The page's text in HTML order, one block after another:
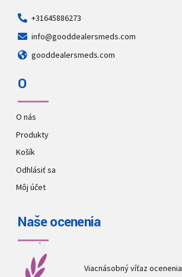
+31645886273
info@gooddealersmeds.com
gooddealersmeds.com
O
O nás
Produkty
Košík
Odhlásiť sa
Môj účet
Naše ocenenia
Viacnásobný víťaz ocenenia